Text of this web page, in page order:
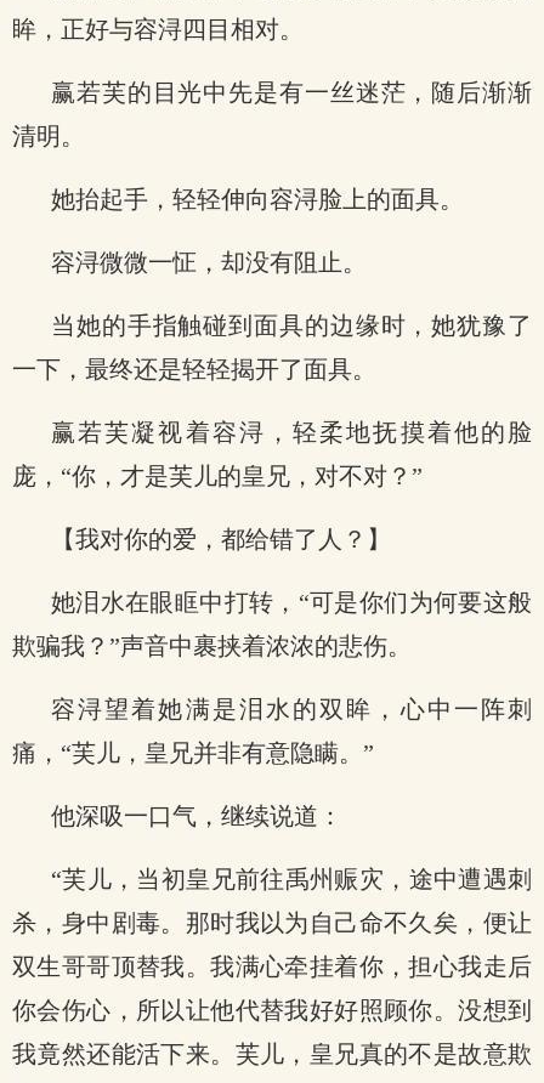
眸，正好与容浔四目相对。
赢若芙的目光中先是有一丝迷茫，随后渐渐
清明。
她抬起手，轻轻伸向容浔脸上的面具。
容浔微微一怔，却没有阻止。
当她的手指触碰到面具的边缘时，她犹豫了
一下，最终还是轻轻揭开了面具。
赢若芙凝视着容浔，轻柔地抚摸着他的脸
庞，“你，才是芙儿的皇兄，对不对？”
【我对你的爱，都给错了人？】
她泪水在眼眶中打转，“可是你们为何要这般
欺骗我？”声音中裹挟着浓浓的悲伤。
容浔望着她满是泪水的双眸，心中一阵刺
痛，“芙儿，皇兄并非有意隐瞒。”
他深吸一口气，继续说道：
“芙儿，当初皇兄前往禹州赈灾，途中遭遇刺
杀，身中剧毒。那时我以为自己命不久矣，便让
双生哥哥顶替我。我满心牵挂着你，担心我走后
你会伤心，所以让他代替我好好照顾你。没想到
我竟然还能活下来。芙儿，皇兄真的不是故意欺